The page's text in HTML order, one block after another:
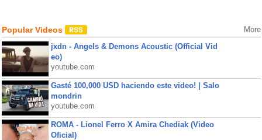
Popular Videos More
jxdn - Angels & Demons Acoustic (Official Vid
eo)
youtube.com
Gasté 100,000 USD haciendo este video! | Salo
mondrin
youtube.com
ROMA - Lionel Ferro X Amira Chediak (Video
Oficial)